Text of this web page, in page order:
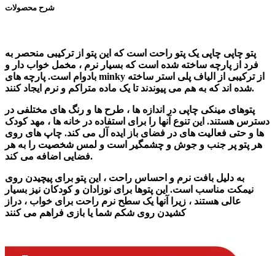
شرح محصولات
پتو چاپی چاپی یک پتو راحت است که این پتو از ترکیبی منحصر به
فرد از پارچه ساخته شده است که بسیار نرم ، مخمل خواب دار و
بادوام است. پارچه های minky از ترکیبی از الیاف پلی استر ساخته
شده اند که به هم می پیوندند تا یک ماده متراکم و نرم ایجاد کنند.
پتوهای مینکی چاپی در اندازه ها ، طرح ها و رنگ های مختلفی در
دسترس هستند. این تنوع آنها را برای استفاده در خانه ها ، مهد کودک
ها و حتی فعالیت های در فضای باز ایده آل می کند. چاپ های روی
هر پتو پر جنب و جوش و چشمگیر است و لمس شخصیت را به هر
فضایی اضافه می کند.
به دلیل بافت نرم و احساس راحت ، این پتو برای پیچیدن روی
نیمکت مناسب است. این پتوها برای نوزادان و کودکان نیز بسیار
عالی هستند ، زیرا آنها یک سطح نرم راحت برای خواب ، دراز
کشیدن روی شکم شما یا بازی فراهم می کنند